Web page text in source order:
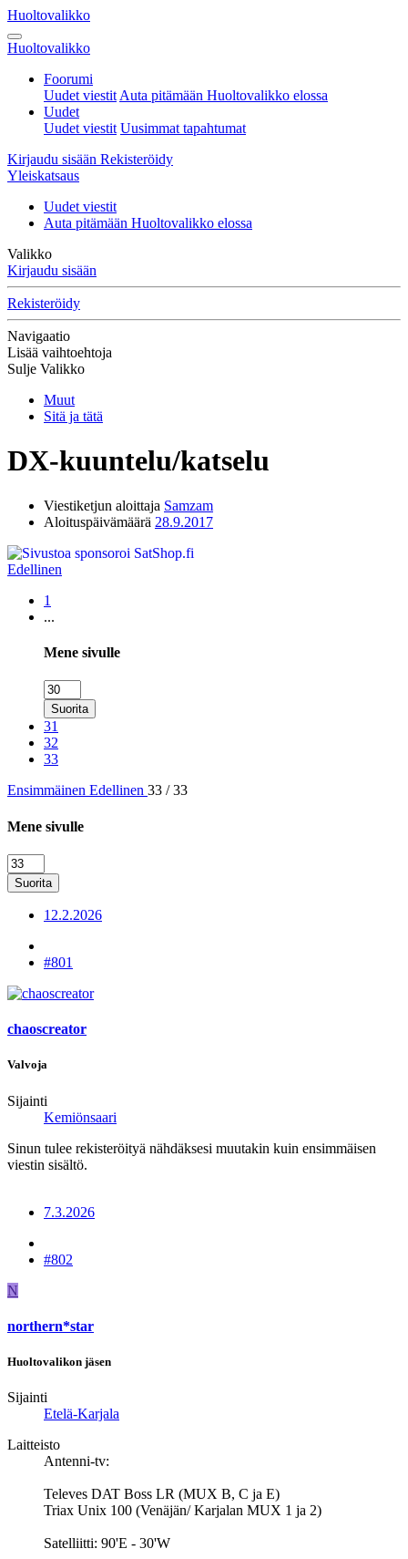
Huoltovalikko
Huoltovalikko
Foorumi
Uudet viestit Auta pitämään Huoltovalikko elossa
Uudet
Uudet viestit Uusimmat tapahtumat
Kirjaudu sisään Rekisteröidy
Yleiskatsaus
Uudet viestit
Auta pitämään Huoltovalikko elossa
Valikko
Kirjaudu sisään
Rekisteröidy
Navigaatio
Lisää vaihtoehtoja
Sulje Valikko
Muut
Sitä ja tätä
DX-kuuntelu/katselu
Viestiketjun aloittaja Samzam
Aloituspäivämäärä 28.9.2017
Edellinen
1
...
Mene sivulle
Suorita
31
32
33
Ensimmäinen Edellinen 33 / 33
Mene sivulle
Suorita
12.2.2026
#801
chaoscreator
Valvoja
Sijainti
Kemiönsaari
Sinun tulee rekisteröityä nähdäksesi muutakin kuin ensimmäisen
viestin sisältö.
7.3.2026
#802
N
northern*star
Huoltovalikon jäsen
Sijainti
Etelä-Karjala
Laitteisto
Antenni-tv:
Televes DAT Boss LR (MUX B, C ja E)
Triax Unix 100 (Venäjän/ Karjalan MUX 1 ja 2)
Satelliitti: 90'E - 30'W